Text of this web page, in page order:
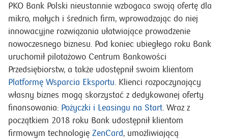
PKO Bank Polski nieustannie wzbogaca swoją ofertę dla
mikro, małych i średnich firm, wprowadzając do niej
innowacyjne rozwiązania ułatwiające prowadzenie
nowoczesnego biznesu. Pod koniec ubiegłego roku Bank
uruchomił pilotażowo Centrum Bankowości
Przedsiębiorstw, a także udostępnił swoim klientom
Platformę Wsparcia Eksportu. Klienci rozpoczynający
własny biznes mogą skorzystać z dedykowanej oferty
finansowania: Pożyczki i Leasingu na Start. Wraz z
początkiem 2018 roku Bank udostępnił klientom
firmowym technologię ZenCard, umożliwiającą